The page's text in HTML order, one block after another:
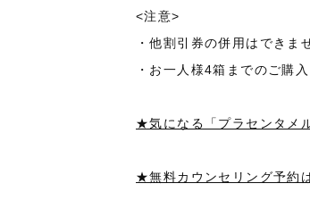
<注意>
・他割引券の併用はできま
・お一人様4箱までのご購
★気になる「プラセンタメ
★無料カウンセリング予約